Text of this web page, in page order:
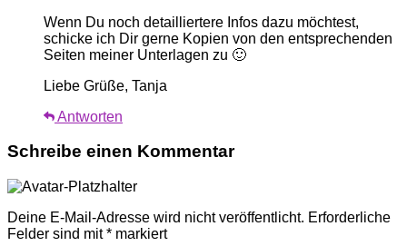
Wenn Du noch detailliertere Infos dazu möchtest,
schicke ich Dir gerne Kopien von den entsprechenden
Seiten meiner Unterlagen zu 🙂
Liebe Grüße, Tanja
Antworten
Schreibe einen Kommentar
Deine E-Mail-Adresse wird nicht veröffentlicht. Erforderliche
Felder sind mit* markiert